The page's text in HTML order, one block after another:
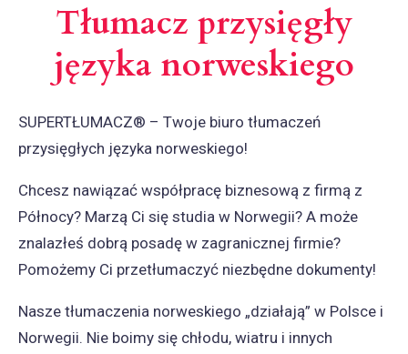
Tłumacz przysięgły
języka norweskiego
SUPERTŁUMACZ® – Twoje biuro tłumaczeń
przysięgłych języka norweskiego!
Chcesz nawiązać współpracę biznesową z firmą z
Północy? Marzą Ci się studia w Norwegii? A może
znalazłeś dobrą posadę w zagranicznej firmie?
Pomożemy Ci przetłumaczyć niezbędne dokumenty!
Nasze tłumaczenia norweskiego „działają” w Polsce i
Norwegii. Nie boimy się chłodu, wiatru i innych